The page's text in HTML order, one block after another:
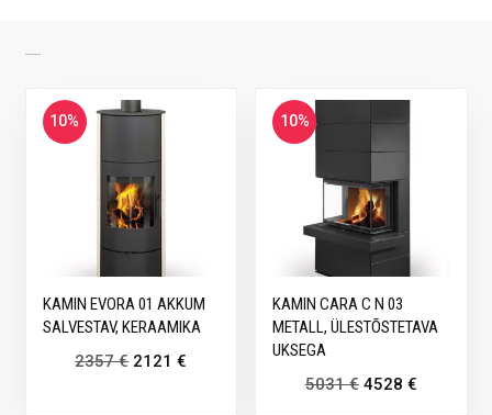
10%
KAMIN EVORA 01 AKKUM
SALVESTAV, KERAAMIKA
2357€ 2121€
10%
KAMIN CARA C N 03
METALL, ÜLESTÕSTETAVA
UKSEGA
5031€ 4528 €